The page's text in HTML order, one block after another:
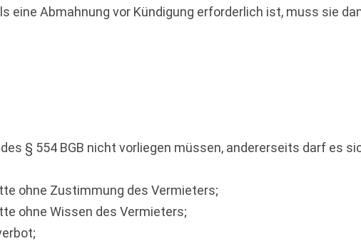
eine Abmahnung vor Kündigung erforderlich ist, muss sie
§ 554 BGB nicht vorliegen müssen, andererseits darf es
ohne Zustimmung des Vermieters;
ohne Wissen des Vermieters;